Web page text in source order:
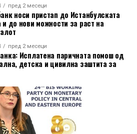
производи и не претставува
цени што директно ги
пред 2 месеци
носи пристап до Истанбулската
и до нови можности за раст на
пред 2 месеци
Исплатена паричната помош од
детска и цивилна заштита за